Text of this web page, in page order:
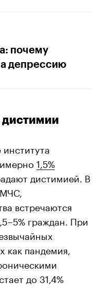
почему
депрессию
дистимии
1,5%
дистимией. В
встречаются
граждан. При
как пандемия,
до 31,4%